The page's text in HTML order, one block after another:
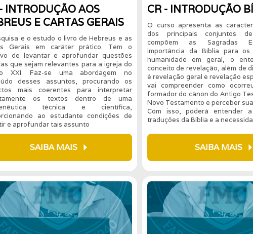
INTRODUÇÃO AOS
E CARTAS GERAIS
e o estudo o livro de Hebreus e as
Gerais em caráter prático. Tem o
de levantar e aprofundar questões
que sejam relevantes para a igreja do
XXI. Faz-se uma abordagem no
desses assuntos, procurando os
mais coerentes para interpretar
os textos dentro de uma
técnica e científica,
ao estudante condições de
e aprofundar tais assunto
SAIBA MAIS arrow_right
CR - INTRODUÇÃO
O curso apresenta as
dos principais conjuntos
compõem as Sagradas
importância da Bíblia para
humanidade em geral, o
conceito de revelação, além de
é revelação geral e revelação
vai compreender como
formador do cânon do Antigo
Novo Testamento e perceber
Com isso, poderá entender
traduções da Bíblia e a
SAIBA MAIS arrow_right